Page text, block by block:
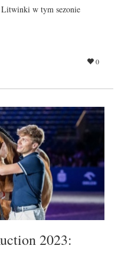
w tym sezonie
0
2023: